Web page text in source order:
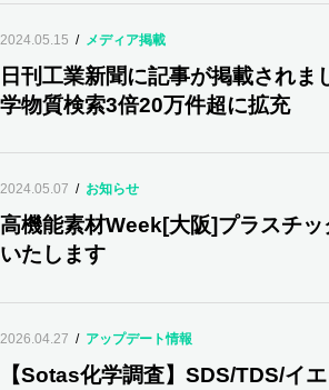
2024.05.15 メディア掲載
日刊工業新聞に記事が掲載され
学物質検索3倍20万件超に拡充
2024.05.07 お知らせ
高機能素材Week[大阪]プラスチ
いたします
2026.04.27 アップデート情報
【Sotas化学調査】SDS/TDS/イ